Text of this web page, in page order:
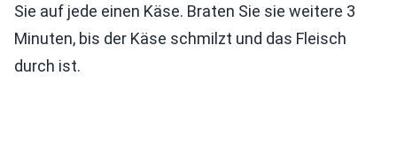
Sie auf jede einen Käse. Braten Sie sie weitere 3
Minuten, bis der Käse schmilzt und das Fleisch
durch ist.